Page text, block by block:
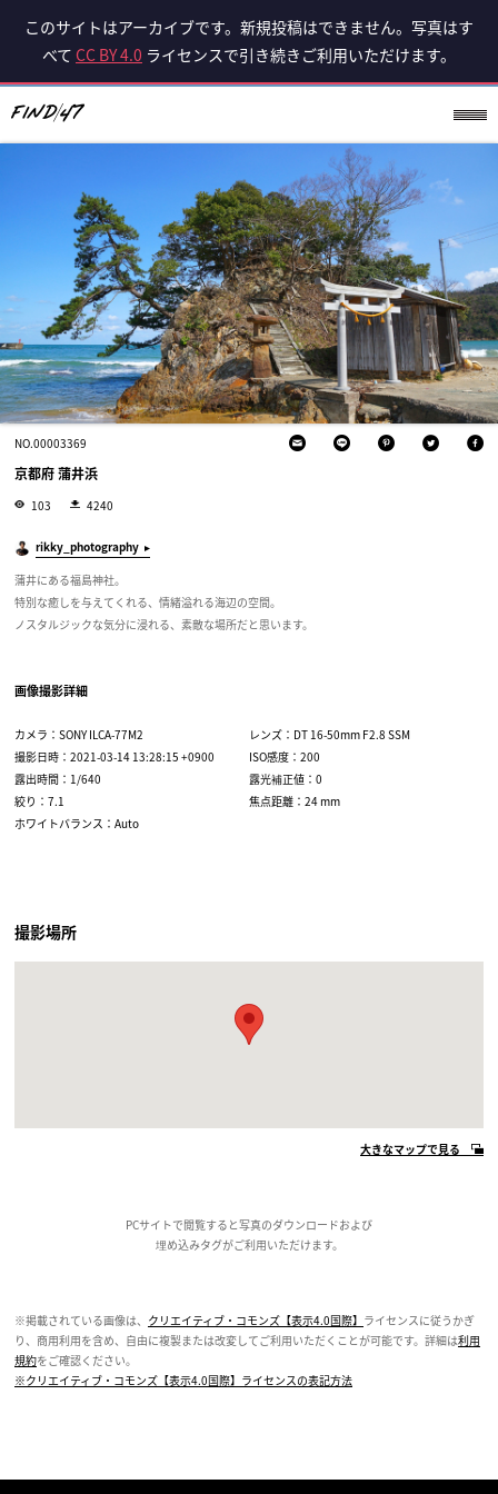
このサイトはアーカイブです。新規投稿はできません。写真はす
べて CC BY 4.0 ライセンスで引き続きご利用いただけます。
NO.00003369
京都府 蒲井浜
103 4240
rikky_photography
蒲井にある福島神社。
特別な癒しを与えてくれる、情緒溢れる海辺の空間。
ノスタルジックな気分に浸れる、素敵な場所だと思います。
画像撮影詳細
カメラ：SONY ILCA-77M2
レンズ：DT 16-50mm F2.8 SSM
撮影日時：2021-03-14 13:28:15 +0900
ISO感度：200
露出時間：1/640
露光補正値：0
絞り：7.1
焦点距離：24 mm
ホワイトバランス：Auto
撮影場所
大きなマップで見る
PCサイトで閲覧すると写真のダウンロードおよび
埋め込みタグがご利用いただけます。
※掲載されている画像は、 クリエイティブ・コモンズ【表示4.0国際】 ライセンスに従うかぎ
り、商用利用を含め、自由に複製または改変してご利用いただくことが可能です。詳細は利用
規約をご確認ください。
※クリエイティブ・コモンズ【表示4.0国際】ライセンスの表記方法